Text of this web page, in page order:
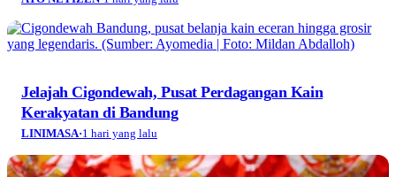
Jelajah Cigondewah, Pusat Perdagangan Kain
Kerakyatan di Bandung
LINIMASA·1 hari yang lalu